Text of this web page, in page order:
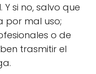
si no, salvo que
por mal uso;
o de
trasmitir el